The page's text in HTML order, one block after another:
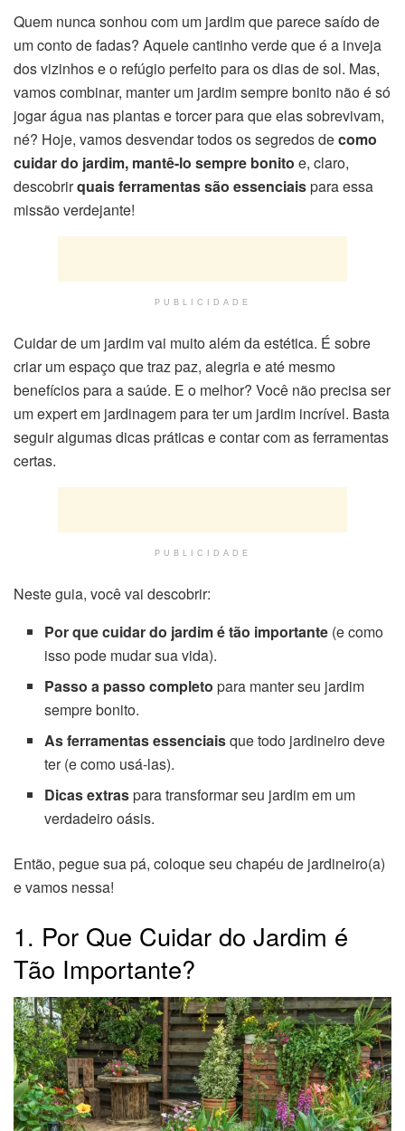
Quem nunca sonhou com um jardim que parece saído de
um conto de fadas? Aquele cantinho verde que é a inveja
dos vizinhos e o refúgio perfeito para os dias de sol. Mas,
vamos combinar, manter um jardim sempre bonito não é só
jogar água nas plantas e torcer para que elas sobrevivam,
né? Hoje, vamos desvendar todos os segredos decomo
cuidar do jardim, mantê-lo sempre bonito e, claro,
descobrirquais ferramentas são essenciaispara essa
missão verdejante!
PUBLICIDADE
Cuidar de um jardim vai muito além da estética. É sobre
criar um espaço que traz paz, alegria e até mesmo
benefícios para a saúde. E o melhor? Você não precisa ser
um expert em jardinagem para ter um jardim incrível. Basta
seguir algumas dicas práticas e contar com as ferramentas
certas.
PUBLICIDADE
Neste guia, você vai descobrir:
Por que cuidar do jardim é tão importante (e como
isso pode mudar sua vida).
Passo a passo completo para manter seu jardim
sempre bonito.
As ferramentas essenciaisque todo jardineiro deve
ter (e como usá-las).
Dicas extraspara transformar seu jardim em um
verdadeiro oásis.
Então, pegue sua pá, coloque seu chapéu de jardineiro(a)
e vamos nessa!
1. Por Que Cuidar do Jardim é
Tão Importante?